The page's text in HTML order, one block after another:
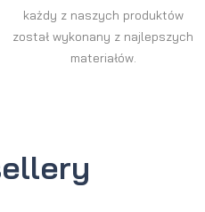
każdy z naszych produktów
został wykonany z najlepszych
materiałów.